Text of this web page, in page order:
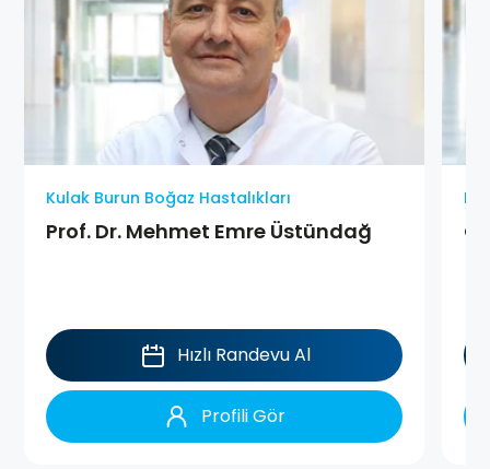
Kulak Burun Boğaz Hastalıkları
Prof. Dr. Mehmet Emre Üstündağ
Hızlı Randevu Al
Profili Gör